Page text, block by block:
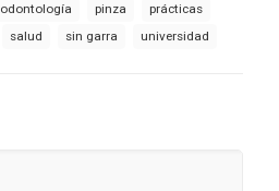
odontología pinza
prácticas
salud sin garra universidad